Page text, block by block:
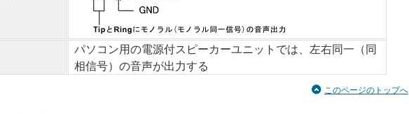
パソコン用の電源付スピーカーユニットでは、左右同一（同
相信号）の音声が出力する
このページのトップへ